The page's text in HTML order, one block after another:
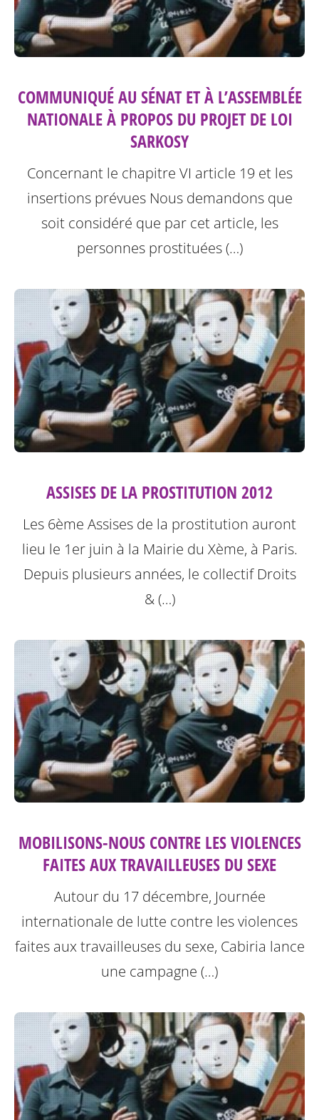
COMMUNIQUÉ AU SÉNAT ET À L’ASSEMBLÉE
NATIONALE À PROPOS DU PROJET DE LOI
SARKOSY
Concernant le chapitre VI article 19 et les
insertions prévues Nous demandons que
soit considéré que par cet article, les
personnes prostituées (…)
ASSISES DE LA PROSTITUTION 2012
Les 6ème Assises de la prostitution auront
lieu le 1er juin à la Mairie du Xème, à Paris.
Depuis plusieurs années, le collectif Droits
& (…)
MOBILISONS-NOUS CONTRE LES VIOLENCES
FAITES AUX TRAVAILLEUSES DU SEXE
Autour du 17 décembre, Journée
internationale de lutte contre les violences
faites aux travailleuses du sexe, Cabiria lance
une campagne (…)